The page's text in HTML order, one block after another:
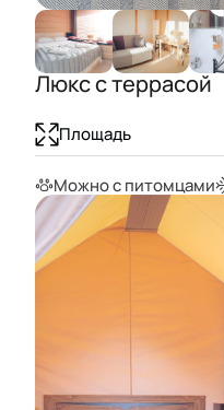
Люкс с террасой
Площадь
Можно с питомцами